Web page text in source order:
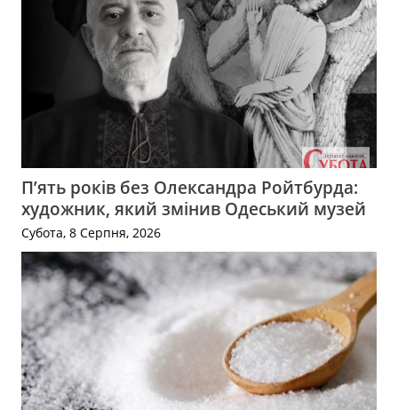
П’ять років без Олександра Ройтбурда:
художник, який змінив Одеський музей
Субота, 8 Серпня, 2026